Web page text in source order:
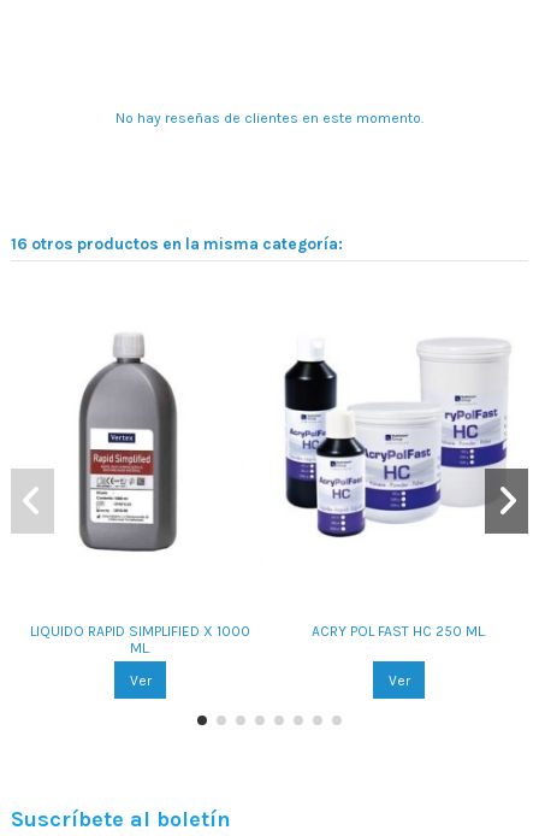
No hay reseñas de clientes en este momento.
16 otros productos en la misma categoría:
LIQUIDO RAPID SIMPLIFIED X 1000
ML.
Ver
ACRY POL FAST HC 250 ML.
Ver
Suscríbete al boletín